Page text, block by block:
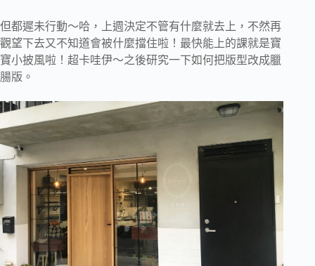
但都遲未行動～哈，上週決定不管有什麼就去上，不然再
觀望下去又不知道會被什麼擋住啦！最快能上的課就是寶
寶小披風啦！超卡哇伊～之後研究一下如何把版型改成臘
腸版。